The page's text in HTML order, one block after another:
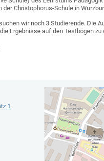
Christophorus-Schule in
wir noch 3 Studierende. Die
Ergebnisse auf den Testbögen zu
1